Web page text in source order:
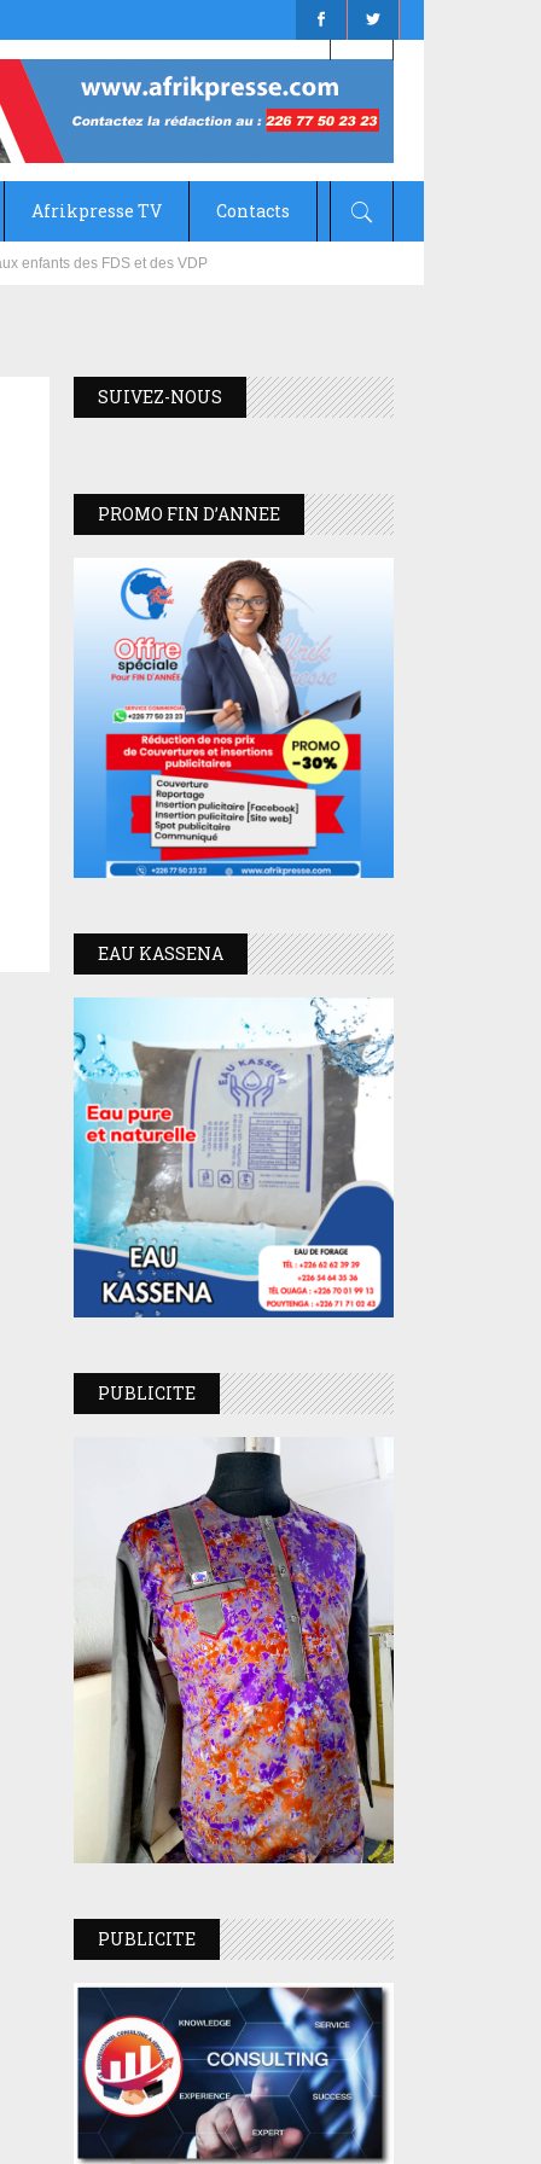
Afrikpresse TV Contacts
SUIVEZ-NOUS
PROMO FIN D’ANNEE
EAU KASSENA
PUBLICITE
PUBLICITE